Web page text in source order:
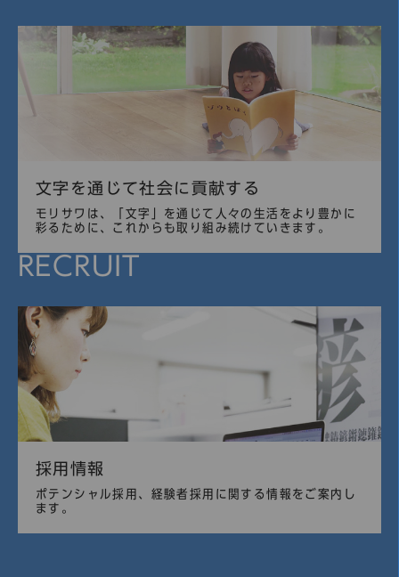
文字を通じて社会に貢献する
モリサワは、「文字」を通じて人々の生活をより豊かに
彩るために、これからも取り組み続けていきます。
RECRUIT
採用情報
ポテンシャル採用、経験者採用に関する情報をご案内し
ます。